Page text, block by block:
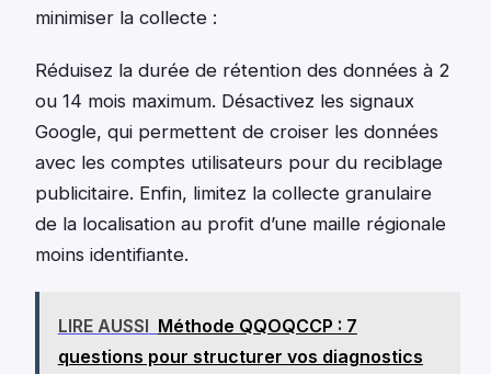
minimiser la collecte :
Réduisez la durée de rétention des données à 2
ou 14 mois maximum. Désactivez les signaux
Google, qui permettent de croiser les données
avec les comptes utilisateurs pour du reciblage
publicitaire. Enfin, limitez la collecte granulaire
de la localisation au profit d’une maille régionale
moins identifiante.
LIRE AUSSI Méthode QQOQCCP : 7
questions pour structurer vos diagnostics